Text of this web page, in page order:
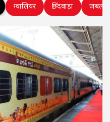
ग्वालियर छिंदवाड़ा